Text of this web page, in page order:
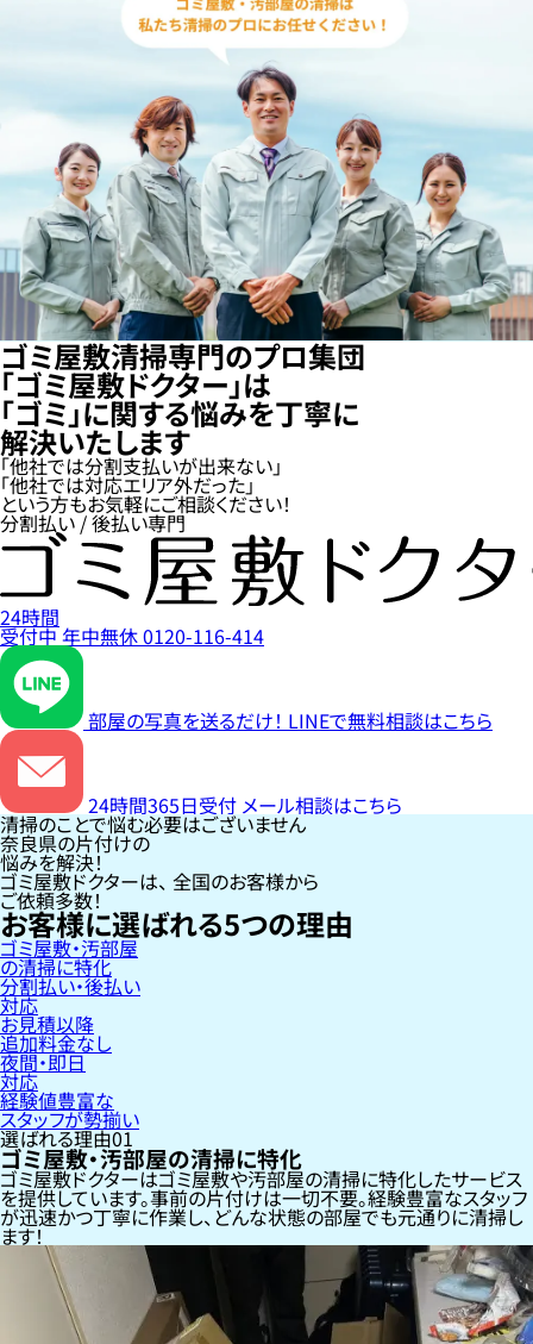
ゴミ屋敷清掃専門のプロ集団
「ゴミ屋敷ドクター」は
「ゴミ」に関する悩みを丁寧に
解決いたします
「他社では分割支払いが出来ない」
「他社では対応エリア外だった」
という方もお気軽にご相談ください！
分割払い / 後払い専門
24時間
受付中年中無休0120-116-414
部屋の写真を送るだけ！ LINEで無料相談はこちら
24時間365日受付 メール相談はこちら
清掃のことで悩む必要はございません
奈良県の片付けの
悩みを解決！
ゴミ屋敷ドクターは、 全国のお客様から
ご依頼多数！
お客様に選ばれる5つの理由
ゴミ屋敷・汚部屋
の清掃に特化
分割払い・後払い
対応
お見積以降
追加料金なし
夜間・即日
対応
経験値豊富な
スタッフが勢揃い
選ばれる理由01
ゴミ屋敷・汚部屋の清掃に特化
ゴミ屋敷ドクターはゴミ屋敷や汚部屋の清掃に特化したサービス
を提供しています。事前の片付けは一切不要。経験豊富なスタッフ
が迅速かつ丁寧に作業し、どんな状態の部屋でも元通りに清掃し
ます！